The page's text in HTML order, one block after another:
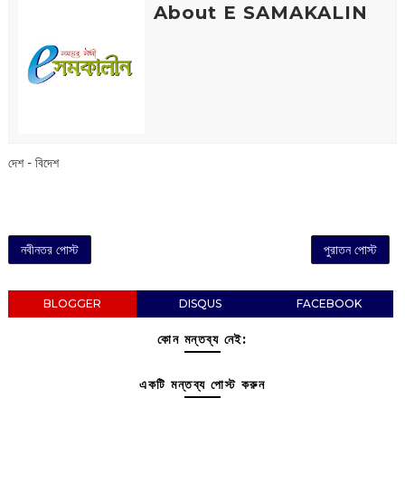
About E SAMAKALIN
দেশ - বিদেশ
নবীনতর পোস্ট পুরাতন পোস্ট
BLOGGER DISQUS FACEBOOK
কোন মন্তব্য নেই:
একটি মন্তব্য পোস্ট করুন